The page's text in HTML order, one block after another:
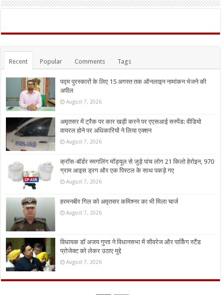
Recent Popular Comments Tags
पद्म पुरस्कारों के लिए 15 अगस्त तक ऑनलाइन नामांकन भेजने की
अपील
August 7, 2026
अमृतसर में ट्रैक पर कार खड़ी करने पर एएसआई सस्पेंड: वीडियो
वायरल होने पर अधिकारियों ने लिया एक्शन
August 7, 2026
क्रॉस-बॉर्डर स्मगलिंग मॉड्यूल से जुड़े पांच लोग 21 किलो हेरोइन, 970
ग्राम आइस ड्रग और एक पिस्टल के साथ पकड़े गए
August 7, 2026
हरमनबीर गिल को अमृतसर कमिश्नर का भी मिला चार्ज
August 7, 2026
विधायक डॉ अजय गुप्ता ने विधानसभा में सीवरेज और पार्किंग स्टैंड
प्रोजेक्ट को लेकर उठाए मुद्दे
August 7, 2026